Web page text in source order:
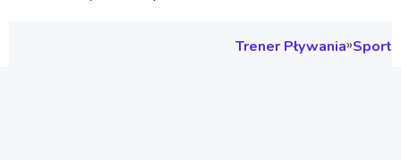
Trener Pływania»Sport